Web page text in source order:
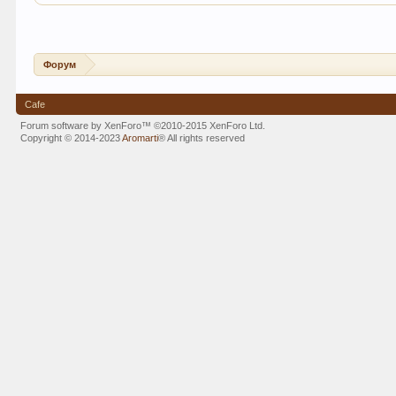
Форум
Cafe
Forum software by XenForo™©2010-2015 XenForo Ltd.
Copyright © 2014-2023Aromarti®All rights reserved